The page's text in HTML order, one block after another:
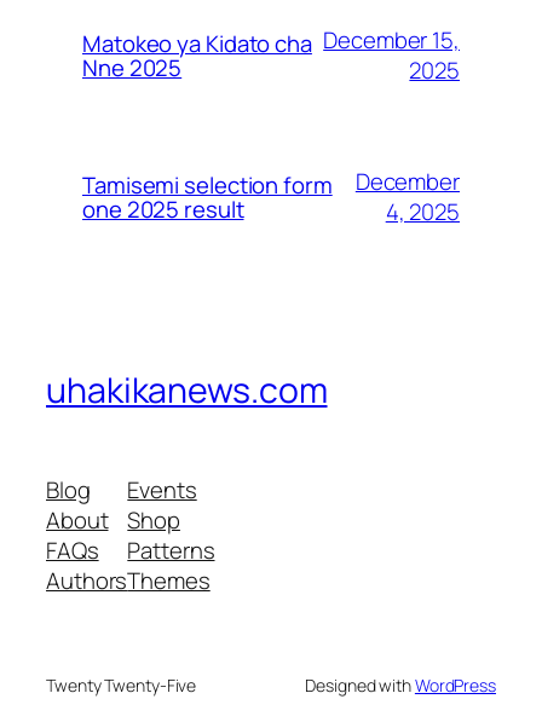
Matokeo ya Kidato cha
Nne 2025
December 15,
2025
Tamisemi selection form
one 2025 result
December
4, 2025
uhakikanews.com
Blog
About
FAQs
Authors
Events
Shop
Patterns
Themes
Twenty Twenty-Five Designed withWordPress